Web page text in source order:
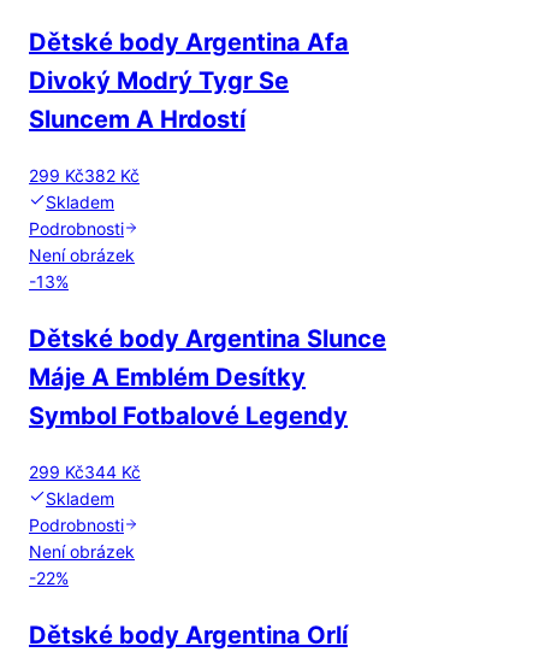
Dětské body Argentina Afa
Divoký Modrý Tygr Se
Sluncem A Hrdostí
299 Kč382 Kč
Skladem
Podrobnosti
Není obrázek
-13%
Dětské body Argentina Slunce
Máje A Emblém Desítky
Symbol Fotbalové Legendy
299 Kč344 Kč
Skladem
Podrobnosti
Není obrázek
-22%
Dětské body Argentina Orlí